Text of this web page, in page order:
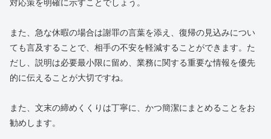
対応策を明確に示すことでしょう。
また、急な休暇の場合は謝罪の言葉を添え、復帰の見込みについ
ても言及することで、相手の不安を軽減することができます。た
だし、説明は必要最小限に留め、業務に関する重要な情報を優先
的に伝えることが大切ですね。
また、文末の締めくくりは丁寧に、かつ簡潔にまとめることをお
勧めします。